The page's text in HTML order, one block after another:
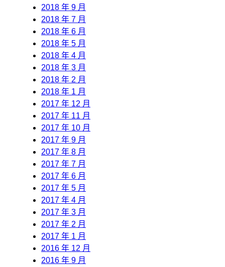
2018 年 9 月
2018 年 7 月
2018 年 6 月
2018 年 5 月
2018 年 4 月
2018 年 3 月
2018 年 2 月
2018 年 1 月
2017 年 12 月
2017 年 11 月
2017 年 10 月
2017 年 9 月
2017 年 8 月
2017 年 7 月
2017 年 6 月
2017 年 5 月
2017 年 4 月
2017 年 3 月
2017 年 2 月
2017 年 1 月
2016 年 12 月
2016 年 9 月